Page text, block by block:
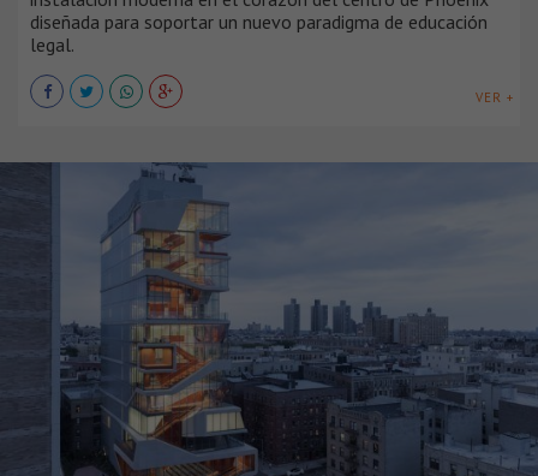
diseñada para soportar un nuevo paradigma de educación
legal.
VER +